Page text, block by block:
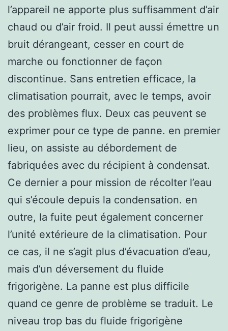
l’appareil ne apporte plus suffisamment d’air
chaud ou d’air froid. Il peut aussi émettre un
bruit dérangeant, cesser en court de
marche ou fonctionner de façon
discontinue. Sans entretien efficace, la
climatisation pourrait, avec le temps, avoir
des problèmes flux. Deux cas peuvent se
exprimer pour ce type de panne. en premier
lieu, on assiste au débordement de
fabriquées avec du récipient à condensat.
Ce dernier a pour mission de récolter l’eau
qui s’écoule depuis la condensation. en
outre, la fuite peut également concerner
l’unité extérieure de la climatisation. Pour
ce cas, il ne s’agit plus d’évacuation d’eau,
mais d’un déversement du fluide
frigorigène. La panne est plus difficile
quand ce genre de problème se traduit. Le
niveau trop bas du fluide frigorigène